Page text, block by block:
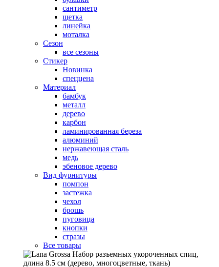
сантиметр
щетка
линейка
моталка
Сезон
все сезоны
Стикер
Новинка
спеццена
Материал
бамбук
металл
дерево
карбон
ламинированная береза
алюминий
нержавеющая сталь
медь
эбеновое дерево
Вид фурнитуры
помпон
застежка
чехол
брошь
пуговица
кнопки
стразы
Все товары